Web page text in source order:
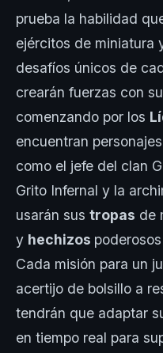
prueba la habilidad
ejércitos de miniatura
desafíos únicos de
crearán fuerzas con
comenzando por los
encuentran
como el jefe del clan
Grito Infernal y la
usarán sus tropas de
y hechizos
Cada misión para un
acertijo de bolsillo a
tendrán que adaptar
en tiempo real para